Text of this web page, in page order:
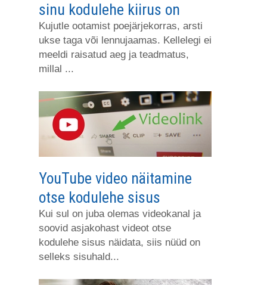
sinu kodulehe kiirus on
Kujutle ootamist poejärjekorras, arsti
ukse taga või lennujaamas. Kellelegi ei
meeldi raisatud aeg ja teadmatus,
millal ...
YouTube video näitamine
otse kodulehe sisus
Kui sul on juba olemas videokanal ja
soovid asjakohast videot otse
kodulehe sisus näidata, siis nüüd on
selleks sisuhald...